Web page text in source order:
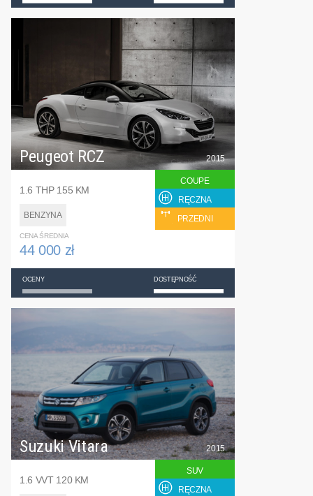
Peugeot RCZ
1.6 THP 155 KM
BENZYNA
2015
COUPE
RĘCZNA
PRZEDNI
CENA ŚREDNIA
44 000 zł
OCENY DOSTĘPNOŚĆ
Suzuki Vitara
1.6 VVT 120 KM
2015
SUV
RĘCZNA